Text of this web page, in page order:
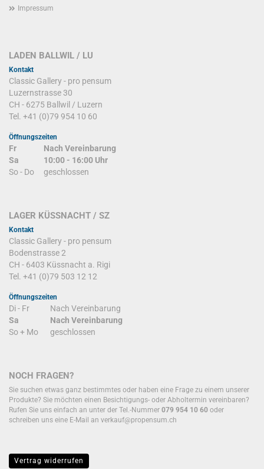
Impressum
LADEN BALLWIL / LU
Kontakt
Classic Gallery - pro pensum
Luzernstrasse 30
CH - 6275 Ballwil / Luzern
Tel. +41 (0)79 954 10 60
Öffnungszeiten
Fr
Nach Vereinbarung
Sa
10:00 - 16:00 Uhr
So - Do
geschlossen
LAGER KÜSSNACHT / SZ
Kontakt
Classic Gallery - pro pensum
Bodenstrasse 2
CH - 6403 Küssnacht a. Rigi
Tel. +41 (0)79 503 12 12
Öffnungszeiten
Di - Fr
Nach Vereinbarung
Sa
Nach Vereinbarung
So + Mo
geschlossen
NOCH FRAGEN?
Sie suchen etwas ganz bestimmtes oder haben eine Frage zu einem unserer
Produkte? Sie möchten einen Besichtigungs- oder Abholtermin vereinbaren?
Rufen Sie uns einfach an unter der Tel.-Nummer 079 954 10 60 oder
schreiben uns eine E-Mail an verkauf@propensum.ch
Vertrag widerrufen